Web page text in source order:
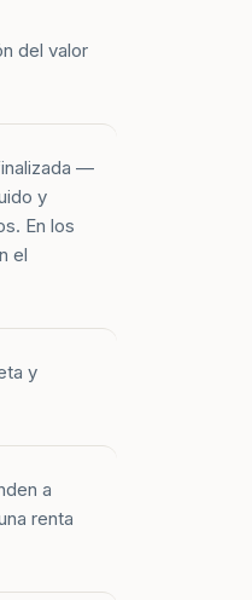
del valor
—
y
En los
el
y
a
renta